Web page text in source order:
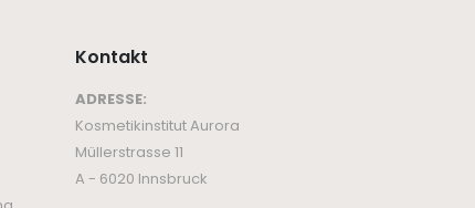
Kontakt
ADRESSE:
Kosmetikinstitut Aurora
Müllerstrasse 11
A - 6020 Innsbruck